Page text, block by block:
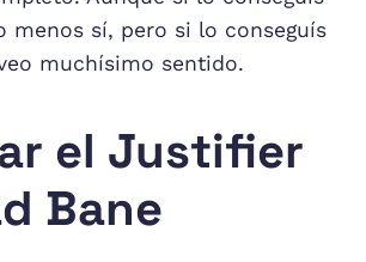
menos sí, pero si lo conseguís
muchísimo sentido.
el Justifier
Bane